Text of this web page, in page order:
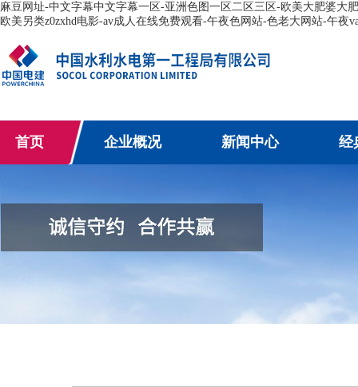
麻豆网址-中文字幕中文字幕一区-亚洲色图一区二区三区-欧美大肥婆大
欧美另类z0zxhd电影-av成人在线免费观看-午夜色网站-色老大网站-午夜
首页 企业概况 新闻中心 经